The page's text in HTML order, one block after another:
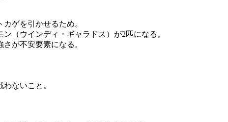
ゲを引かせるため。
（ウインディ・ギャラドス）が2匹になる。
が不安要素になる。
ないこと。